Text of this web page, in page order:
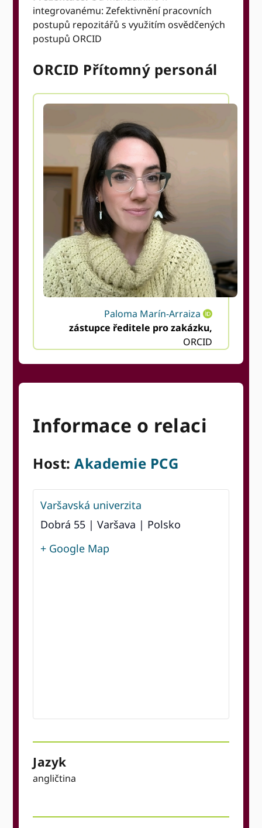
integrovanému: Zefektivnění pracovních
postupů repozitářů s využitím osvědčených
postupů ORCID
ORCID Přítomný personál
Paloma Marín-Arraiza
zástupce ředitele pro zakázku,
ORCID
Informace o relaci
Host:Akademie PCG
Varšavská univerzita
Dobrá 55 | Varšava | Polsko
+ Google Map
Jazyk
angličtina